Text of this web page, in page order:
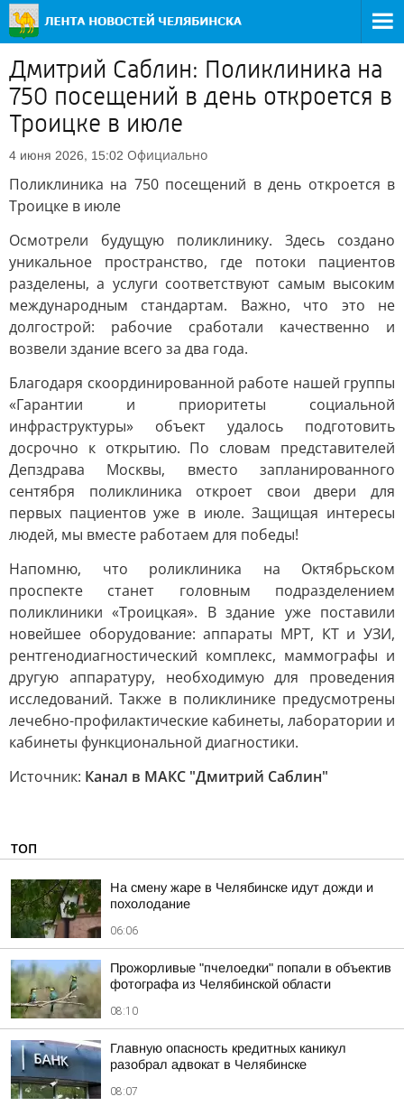
Дмитрий Саблин: Поликлиника на
750 посещений в день откроется в
Троицке в июле
4 июня 2026, 15:02 Официально
Поликлиника на 750 посещений в день откроется в
Троицке в июле
Осмотрели будущую поликлинику. Здесь создано
уникальное пространство, где потоки пациентов
разделены, а услуги соответствуют самым высоким
международным стандартам. Важно, что это не
долгострой: рабочие сработали качественно и
возвели здание всего за два года.
Благодаря скоординированной работе нашей группы
«Гарантии и приоритеты социальной
инфраструктуры» объект удалось подготовить
досрочно к открытию. По словам представителей
Депздрава Москвы, вместо запланированного
сентября поликлиника откроет свои двери для
первых пациентов уже в июле. Защищая интересы
людей, мы вместе работаем для победы!
Напомню, что роликлиника на Октябрьском
проспекте станет головным подразделением
поликлиники «Троицкая». В здание уже поставили
новейшее оборудование: аппараты МРТ, КТ и УЗИ,
рентгенодиагностический комплекс, маммографы и
другую аппаратуру, необходимую для проведения
исследований. Также в поликлинике предусмотрены
лечебно-профилактические кабинеты, лаборатории и
кабинеты функциональной диагностики.
Источник: Канал в МАКС "Дмитрий Саблин"
ТОП
На смену жаре в Челябинске идут дожди и
похолодание
06:06
Прожорливые "пчелоедки" попали в объектив
фотографа из Челябинской области
08:10
Главную опасность кредитных каникул
разобрал адвокат в Челябинске
08:07